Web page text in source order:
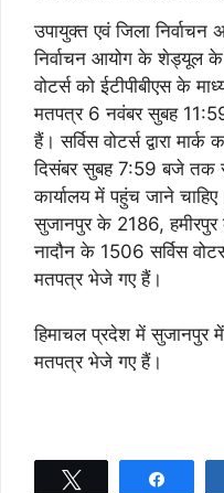
उपायुक्त एवं जिला निर्वाचन
निर्वाचन आयोग के शेड्यूल
वोटर्स को ईटीपीबीएस के
मतपत्र 6 नवंबर सुबह
हैं। सर्विस वोटर्स द्वारा
दिसंबर सुबह 7:59 बजे तक
कार्यालय में पहुंच जाने
सुजानपुर के 2186,
नादौन के 1506 सर्विस
मतपत्र भेजे गए हैं।
हिमाचल प्रदेश में सुजानपुर में
मतपत्र भेजे गए हैं।